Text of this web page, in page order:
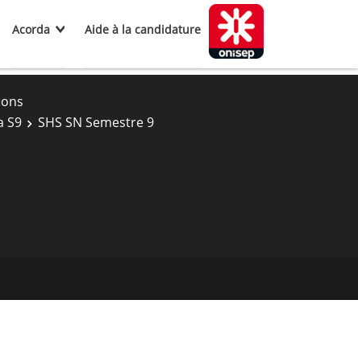
Acorda Aide à la candidature
S9
SHS SN Semestre 9